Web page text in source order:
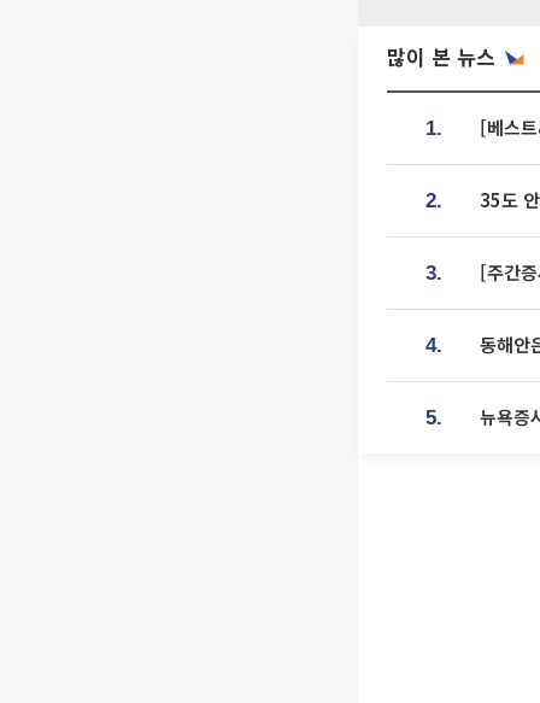
많이 본 뉴스
1. [베스
2. 35도
3. [주간
4. 동해안
5. 뉴욕증